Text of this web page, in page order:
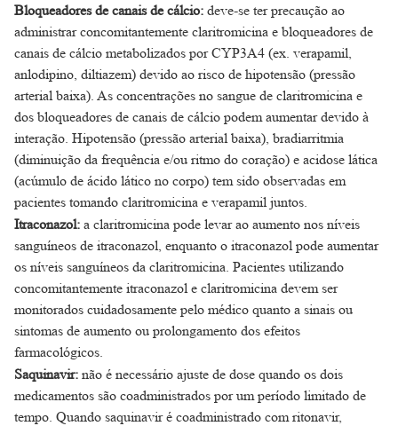
Bloqueadores de canais de cálcio: deve-se ter precaução ao
administrar concomitantemente claritromicina e bloqueadores de
canais de cálcio metabolizados por CYP3A4 (ex. verapamil,
anlodipino, diltiazem) devido ao risco de hipotensão (pressão
arterial baixa). As concentrações no sangue de claritromicina e
dos bloqueadores de canais de cálcio podem aumentar devido à
interação. Hipotensão (pressão arterial baixa), bradiarritmia
(diminuição da frequência e/ou ritmo do coração) e acidose lática
(acúmulo de ácido lático no corpo) tem sido observadas em
pacientes tomando claritromicina e verapamil juntos.
Itraconazol: a claritromicina pode levar ao aumento nos níveis
sanguíneos de itraconazol, enquanto o itraconazol pode aumentar
os níveis sanguíneos da claritromicina. Pacientes utilizando
concomitantemente itraconazol e claritromicina devem ser
monitorados cuidadosamente pelo médico quanto a sinais ou
sintomas de aumento ou prolongamento dos efeitos
farmacológicos.
Saquinavir: não é necessário ajuste de dose quando os dois
medicamentos são coadministrados por um período limitado de
tempo. Quando saquinavir é coadministrado com ritonavir,